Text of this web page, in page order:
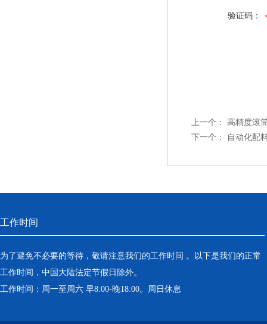
验证码：
上一个：
高精度滚
下一个：
自动化配
工作时间
为了避免不必要的等待，敬请注意我们的工作时间 。以下是我们的正常
工作时间，中国大陆法定节假日除外。
工作时间：周一至周六 早8:00-晚18:00。周日休息